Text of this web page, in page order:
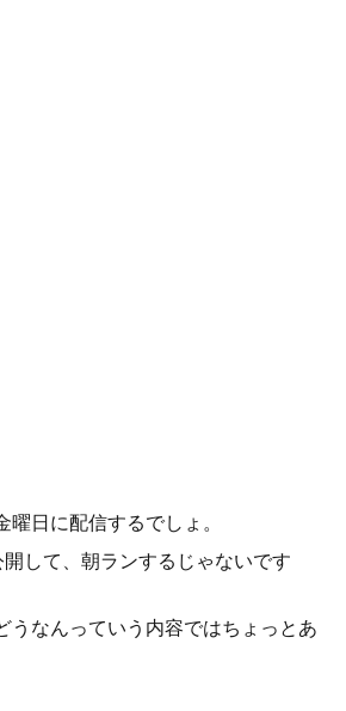
曜日に配信するでしょ。
して、朝ランするじゃないです
うなんっていう内容ではちょっとあ